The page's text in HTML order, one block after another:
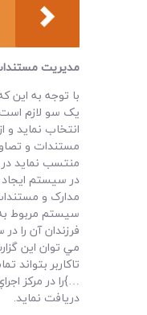
مديريت
با توجه به اين
يک سو لازم است
انتخاب نمايد و
مستندات و
منتسب نمايد در
در سيستم ايجاد
مدارک و
سيستم مربوط به
فرزندان آن را
مي توان اين
تاکاربر بتواند
…}را در مرکز
دريافت نمايد.